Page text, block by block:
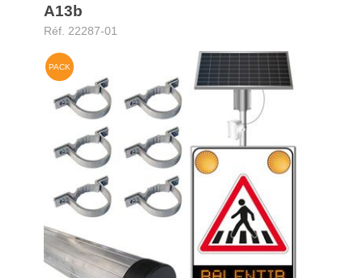
A13b
Réf. 22287-01
PACK